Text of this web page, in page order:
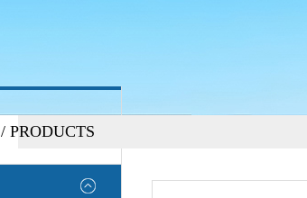
/ PRODUCTS